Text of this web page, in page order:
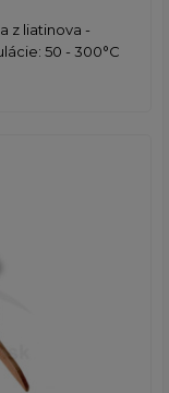
z liatinova -
50 - 300°C